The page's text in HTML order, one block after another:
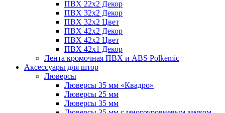
ПВХ 22x2 Декор
ПВХ 32x2 Декор
ПВХ 32x2 Цвет
ПВХ 42x2 Декор
ПВХ 42x2 Цвет
ПВХ 42x1 Декор
Лента кромочная ПВХ и ABS Polkemic
Аксессуары для штор
Люверсы
Люверсы 35 мм «Квадро»
Люверсы 25 мм
Люверсы 35 мм